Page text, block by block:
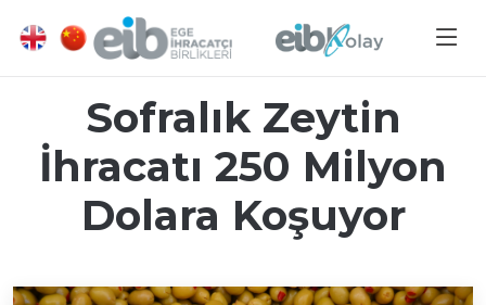
Sofralık Zeytin
İhracatı 250 Milyon
Dolara Koşuyor